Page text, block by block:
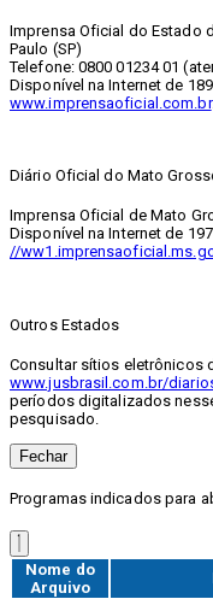
Imprensa Oficial do Estado
Paulo (SP)
Telefone: 0800 01234 01
Disponível na Internet de
www.imprensaoficial.com.br.
Diário Oficial do Mato
Imprensa Oficial de Mato
Disponível na Internet de
//
Outros Estados
Consultar sítios eletrônicos
www.jusbrasil.com.br/
períodos digitalizados
pesquisado.
Fechar
Programas indicados para
Nome do
Arquivo